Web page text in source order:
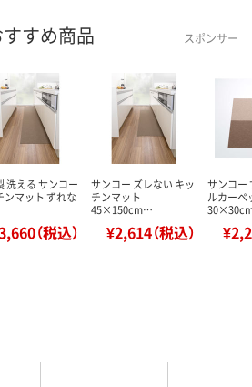
すめ商品 スポンサー
洗える サンコー
ンマット ずれな
（税込）
サンコー ズレない キッ
チンマット
45×150cm…
¥2,614（税込）
サンコー
ルカーペ